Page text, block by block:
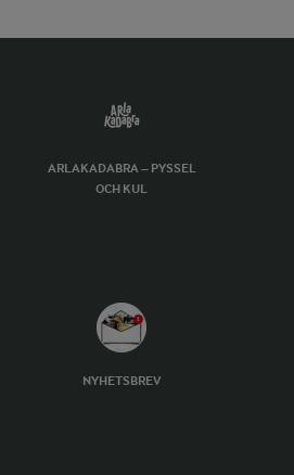
ARLAKADABRA – PYSSEL
OCH KUL
NYHETSBREV